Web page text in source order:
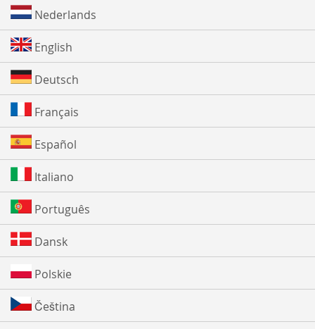
Nederlands
English
Deutsch
Français
Español
Italiano
Português
Dansk
Polskie
Čeština